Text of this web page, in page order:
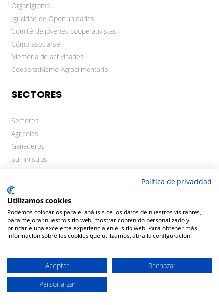
Organigrama
Igualdad de Oportunidades
Comité de jóvenes cooperativistas
Cómo asociarse
Memoria de actividades
Cooperativismo Agroalimentario
SECTORES
Sectores
Agrícolas
Ganaderos
Suministros
SERVICIOS
Formación
Catálogo de productos
Eficiencia Energética
Producción Integrada
Reciclaje envases fitosanitarios
Política de privacidad
Utilizamos cookies
Podemos colocarlos para el análisis de los datos de nuestros visitantes,
para mejorar nuestro sitio web, mostrar contenido personalizado y
brindarle una excelente experiencia en el sitio web. Para obtener más
información sobre las cookies que utilizamos, abra la configuración.
Aceptar
Rechazar
Personalizar